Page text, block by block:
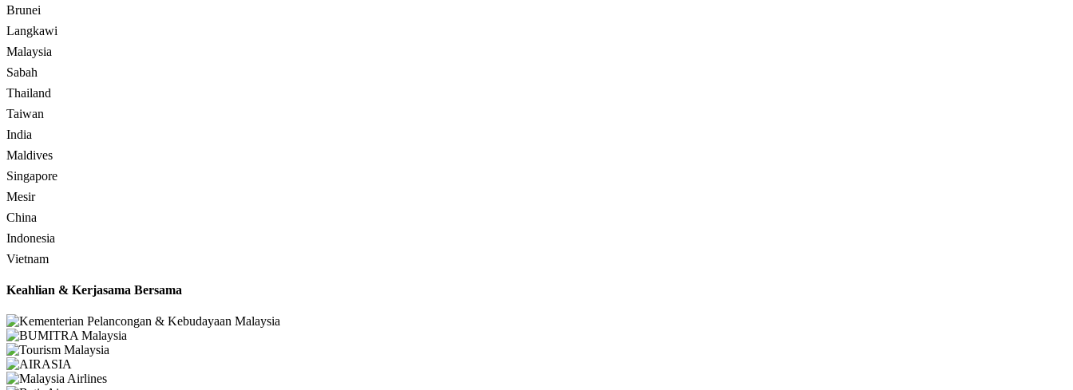
Brunei
Langkawi
Malaysia
Sabah
Thailand
Taiwan
India
Maldives
Singapore
Mesir
China
Indonesia
Vietnam
Keahlian & Kerjasama Bersama